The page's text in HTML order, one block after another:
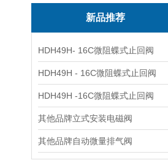
新品推荐
HDH49H- 16C微阻蝶式止回阀
HDH49H - 16C微阻蝶式止回阀
HDH49H -16C微阻蝶式止回阀
其他品牌立式安装电磁阀
其他品牌自动微量排气阀